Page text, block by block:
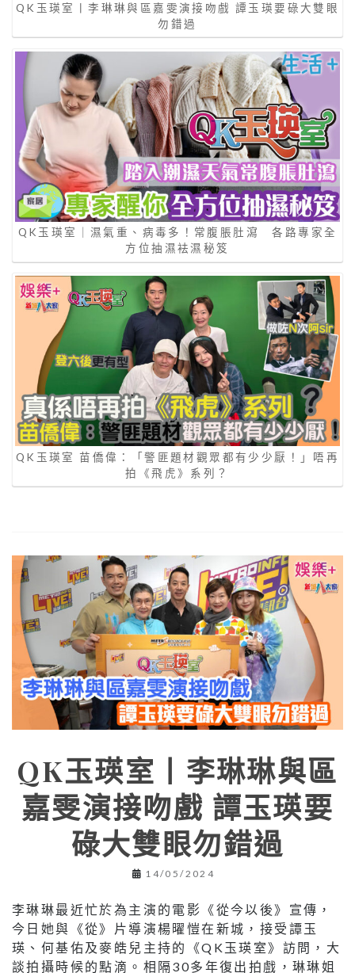
QK玉瑛室丨李琳琳與區嘉雯演接吻戲 譚玉瑛要碌大雙眼
勿錯過
QK玉瑛室｜濕氣重、病毒多！常腹脹肚瀉 各路專家全
方位抽濕袪濕秘笈
QK玉瑛室 苗僑偉：「警匪題材觀眾都有少少厭！」唔再
拍《飛虎》系列？
QK玉瑛室丨李琳琳與區
嘉雯演接吻戲 譚玉瑛要
碌大雙眼勿錯過
14/05/2024
李琳琳最近忙於為主演的電影《從今以後》宣傳，
今日她與《從》片導演楊曜愷在新城，接受譚玉
瑛、何基佑及麥皓兒主持的《QK玉瑛室》訪問，大
談拍攝時候的點滴。相隔30多年復出拍戲，琳琳姐